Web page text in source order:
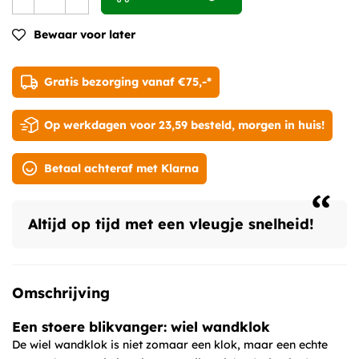
Bewaar voor later
Gratis bezorging vanaf €75,-*
Op werkdagen voor 23,59 besteld, morgen in huis!
Betaal achteraf met Klarna
Altijd op tijd met een vleugje snelheid!“
Omschrijving
Een stoere blikvanger: wiel wandklok
De wiel wandklok is niet zomaar een klok, maar een echte